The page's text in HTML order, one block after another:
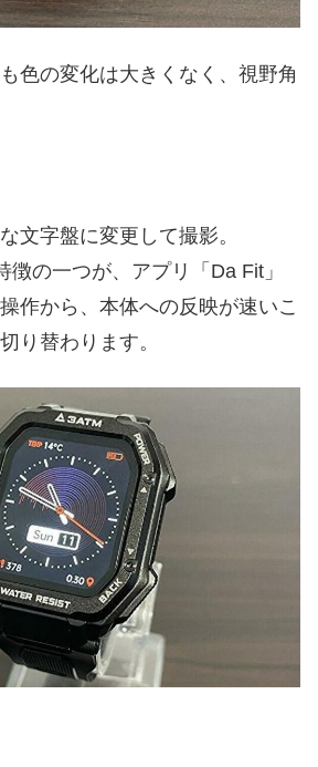
色の変化は大きくなく、視野角
文字盤に変更して撮影。
徴の一つが、アプリ「Da Fit」
作から、本体への反映が速いこ
り替わります。